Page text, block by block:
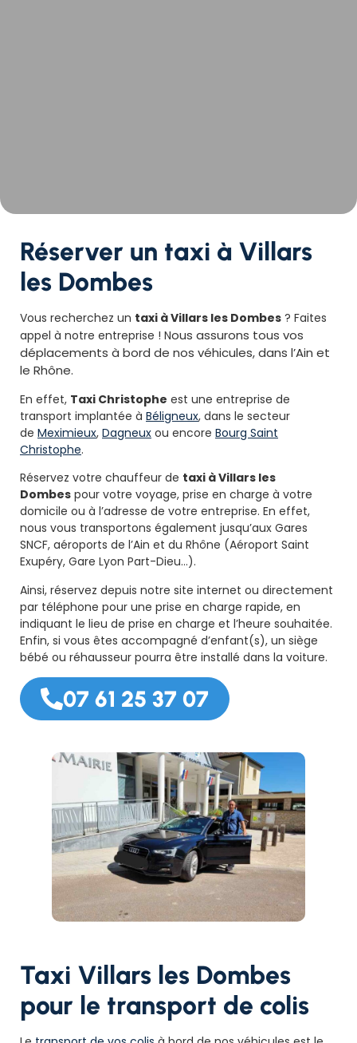
Réserver un taxi à Villars
les Dombes
Vous recherchez un taxi à Villars les Dombes ? Faites
appel à notre entreprise ! Nous assurons tous vos
déplacements à bord de nos véhicules, dans l’Ain et
le Rhône.
En effet, Taxi Christophe est une entreprise de
transport implantée à Béligneux, dans le secteur
de Meximieux, Dagneux ou encore Bourg Saint
Christophe.
Réservez votre chauffeur de taxi à Villars les
Dombes pour votre voyage, prise en charge à votre
domicile ou à l’adresse de votre entreprise. En effet,
nous vous transportons également jusqu’aux Gares
SNCF, aéroports de l’Ain et du Rhône (Aéroport Saint
Exupéry, Gare Lyon Part-Dieu…).
Ainsi, réservez depuis notre site internet ou directement
par téléphone pour une prise en charge rapide, en
indiquant le lieu de prise en charge et l’heure souhaitée.
Enfin, si vous êtes accompagné d’enfant(s), un siège
bébé ou réhausseur pourra être installé dans la voiture.
07 61 25 37 07
Taxi Villars les Dombes
pour le transport de colis